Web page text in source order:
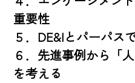
重要性
５．DE&Iとパーパス
６．先進事例から「
を考える